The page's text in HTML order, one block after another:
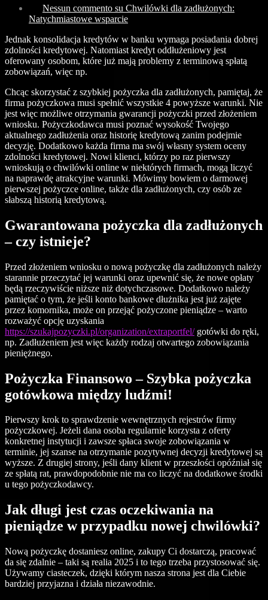
Nessun commento su Chwilówki dla zadłużonych:
Natychmiastowe wsparcie
Jednak konsolidacja kredytów w banku wymaga posiadania dobrej
zdolności kredytowej. Natomiast kredyt oddłużeniowy jest
oferowany osobom, które już mają problemy z terminową spłatą
zobowiązań, więc np.
Chcąc skorzystać z szybkiej pożyczka dla zadłużonych, pamiętaj, że
firma pożyczkowa musi spełnić wszystkie 4 powyższe warunki. Nie
jest więc możliwe otrzymania gwarancji pożyczki przed złożeniem
wniosku. Pożyczkodawca musi poznać wysokość Twojego
aktualnego zadłużenia oraz historię kredytową zanim podejmie
decyzję. Dodatkowo każda firma ma swój własny system oceny
zdolności kredytowej. Nowi klienci, którzy po raz pierwszy
wnioskują o chwilówki online w niektórych firmach, mogą liczyć
na naprawdę atrakcyjne warunki. Mówimy bowiem o darmowej
pierwszej pożyczce online, także dla zadłużonych, czy osób ze
słabszą historią kredytową.
Gwarantowana pożyczka dla zadłużonych
– czy istnieje?
Przed złożeniem wniosku o nową pożyczkę dla zadłużonych należy
starannie przeczytać jej warunki oraz upewnić się, że nowe opłaty
będą rzeczywiście niższe niż dotychczasowe. Dodatkowo należy
pamiętać o tym, że jeśli konto bankowe dłużnika jest już zajęte
przez komornika, może on przejąć pożyczone pieniądze – warto
rozważyć opcję uzyskania
https://szukajpozyczki.pl/organization/extraportfel/gotówki do ręki,
np. Zadłużeniem jest więc każdy rodzaj otwartego zobowiązania
pieniężnego.
Pożyczka Finansowo – Szybka pożyczka
gotówkowa między ludźmi!
Pierwszy krok to sprawdzenie wewnętrznych rejestrów firmy
pożyczkowej. Jeżeli dana osoba regularnie korzysta z oferty
konkretnej instytucji i zawsze spłaca swoje zobowiązania w
terminie, jej szanse na otrzymanie pozytywnej decyzji kredytowej są
wyższe. Z drugiej strony, jeśli dany klient w przeszłości opóźniał się
ze spłatą rat, prawdopodobnie nie ma co liczyć na dodatkowe środki
u tego pożyczkodawcy.
Jak długi jest czas oczekiwania na
pieniądze w przypadku nowej chwilówki?
Nową pożyczkę dostaniesz online, zakupy Ci dostarczą, pracować
da się zdalnie – taki są realia 2025 i to tego trzeba przystosować się.
Używamy ciasteczek, dzięki którym nasza strona jest dla Ciebie
bardziej przyjazna i działa niezawodnie.